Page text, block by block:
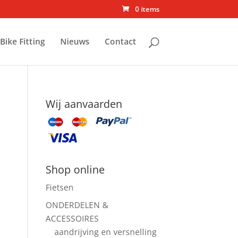
0 items
Bike Fitting Nieuws Contact
Wij aanvaarden
Shop online
Fietsen
ONDERDELEN &
ACCESSOIRES
aandrijving en versnelling